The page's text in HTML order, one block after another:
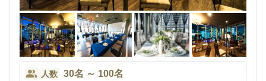
人数 30名 ～ 100名